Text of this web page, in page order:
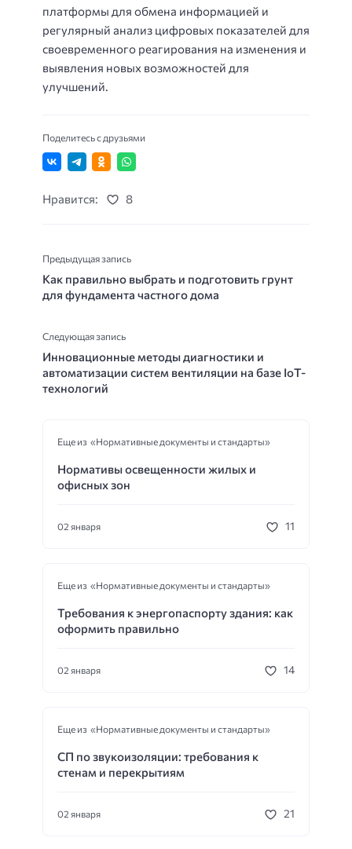
платформы для обмена информацией и
регулярный анализ цифровых показателей для
своевременного реагирования на изменения и
выявления новых возможностей для
улучшений.
Поделитесь с друзьями
Нравится: 8
Предыдущая запись
Как правильно выбрать и подготовить грунт
для фундамента частного дома
Следующая запись
Инновационные методы диагностики и
автоматизации систем вентиляции на базе IoT-
технологий
Еще из «Нормативные документы и стандарты»
Нормативы освещенности жилых и
офисных зон
02 января 11
Еще из «Нормативные документы и стандарты»
Требования к энергопаспорту здания: как
оформить правильно
02 января 14
Еще из «Нормативные документы и стандарты»
СП по звукоизоляции: требования к
стенам и перекрытиям
02 января 21